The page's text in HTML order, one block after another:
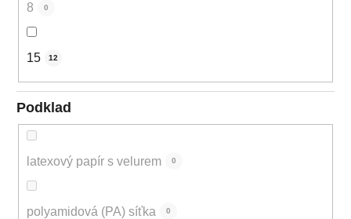
8 0
15 12
Podklad
latexový papír s velurem 0
polyamidová (PA) síťka 0